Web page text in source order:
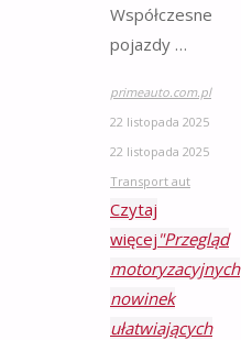
Współczesne
pojazdy …
primeauto.com.pl
22 listopada 2025
22 listopada 2025
Transport aut
Czytaj
więcej "Przegląd
motoryzacyjnych
nowinek
ułatwiających